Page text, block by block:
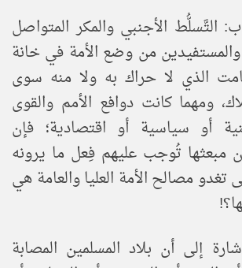
التَّسلُّط الأجنبي والمكر المتواصل
من وضع الأمة في خانة
الذي لا حراك به ولا منه سوى
ومهما كانت دوافع الأمم والقوى
أو سياسية أو اقتصادية؛ فإن
مبعثها تُوجب عليهم فِعل ما يرونه
تغدو مصالح الأمة العليا والعامة هي
إلى أن بلاد المسلمين المصابة